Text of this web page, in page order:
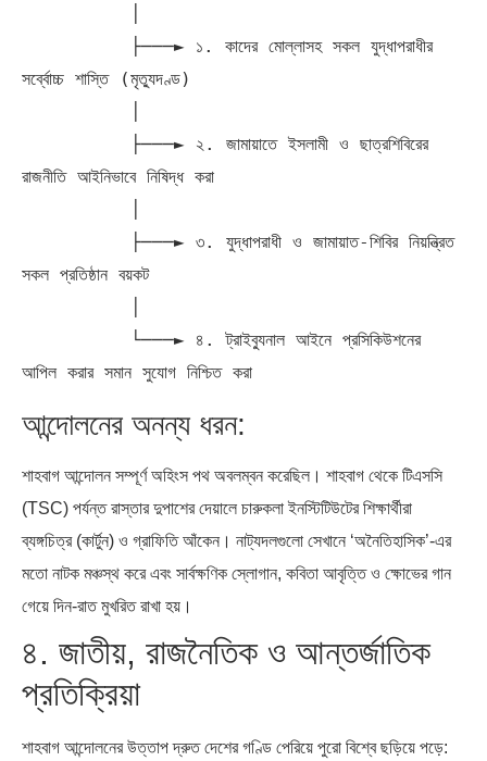
সর্ব্বোচ্চ শাস্তি (মৃত্যুদণ্ড)
রাজনীতি আইনিভাবে নিষিদ্ধ করা
সকল প্রতিষ্ঠান বয়কট
আন্দোলনের অনন্য ধরন:
শাহবাগ আন্দোলন সম্পূর্ণ অহিংস পথ অবলম্বন করেছিল। শাহবাগ থেকে টিএসসি
(TSC) পর্যন্ত রাস্তার দুপাশের দেয়ালে চারুকলা ইনস্টিটিউটের শিক্ষার্থীরা
ব্যঙ্গচিত্র (কার্টুন) ও গ্রাফিতি আঁকেন। নাট্যদলগুলো সেখানে ‘অনৈতিহাসিক’-এর
মতো নাটক মঞ্চস্থ করে এবং সার্বক্ষণিক স্লোগান, কবিতা আবৃত্তি ও ক্ষোভের গান
গেয়ে দিন-রাত মুখরিত রাখা হয়।
৪. জাতীয়, রাজনৈতিক ও আন্তর্জাতিক
প্রতিক্রিয়া
শাহবাগ আন্দোলনের উত্তাপ দ্রুত দেশের গণ্ডি পেরিয়ে পুরো বিশ্বে ছড়িয়ে পড়ে: